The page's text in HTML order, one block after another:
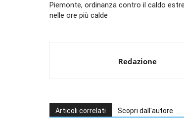
Piemonte, ordinanza contro il caldo
nelle ore più calde
Redazione
Articoli correlati Scopri dall'autore